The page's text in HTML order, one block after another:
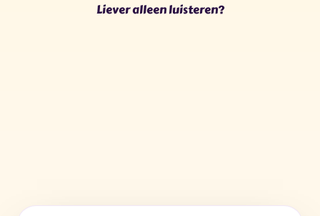
Liever alleen luisteren?